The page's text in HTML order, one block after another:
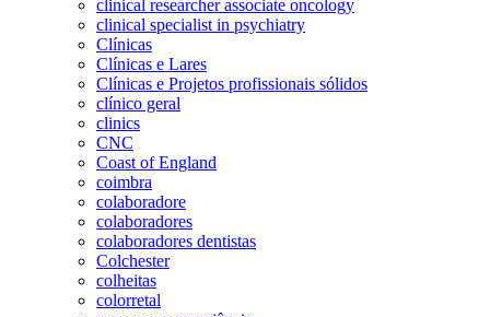
clinical researcher associate oncology
clinical specialist in psychiatry
Clínicas
Clínicas e Lares
Clínicas e Projetos profissionais sólidos
clínico geral
clinics
CNC
Coast of England
coimbra
colaboradore
colaboradores
colaboradores dentistas
Colchester
colheitas
colorretal